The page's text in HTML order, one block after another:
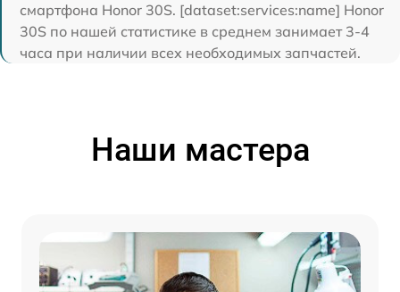
смартфона Honor 30S. [dataset:services:name] Honor
30S по нашей статистике в среднем занимает 3-4
часа при наличии всех необходимых запчастей.
Наши мастера